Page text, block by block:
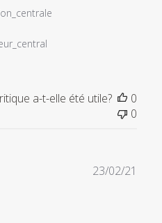
a-t-elle été utile?
0
0
23/02/21